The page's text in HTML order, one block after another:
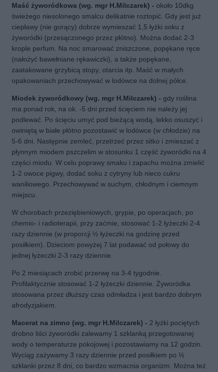
Maść żyworódkowa (wg. mgr H.Milczarek) - około 10dkg
świeżego niesolonego smalcu delikatnie roztopić. Gdy jest już
ciepławy (nie gorący) dobrze wymieszać 1,5 łyżki soku z
żyworódki (przesączonego przez płótno). Można dodać 2-3
krople perfum. Na noc smarować zniszczone, popękane ręce
(nałożyć bawełniane rękawiczki), a także popękane,
zaatakowane grzybicą stopy, otarcia itp. Maść w małych
opakowaniach przechowywać w lodówce na dolnej półce.
Miodek żyworódkowy (wg. mgr H.Milczarek) - gdy roślina
ma ponad rok, na ok. -5 dni przed ścięciem nie należy jej
podlewać. Po ścięciu umyć pod bieżącą wodą, lekko osuszyć i
owiniętą w białe płótno pozostawić w lodówce (w chłodzie) na
5-6 dni. Następnie zemleć, przetrzeć przez sitko i zmieszać z
płynnym miodem pszczelim w stosunku 1 część żyworódki na 4
części miodu. W celu poprawy smaku i zapachu można zmielić
1-2 owoce pigwy, dodać soku z cytryny lub nieco cukru
waniliowego. Przechowywać w suchym, chłodnym i ciemnym
miejscu.
W chorobach przeziębieniowych, grypie, po operacjach, po
chemio- i radioterapii, przy zaćmie, stosować 1-2 łyżeczki 2-4
razy dziennie (w proporcji ½ łyżeczki na godzinę przed
posiłkiem). Dzieciom powyżej 7 lat podawać od połowy do
jednej łyżeczki 2-3 razy dziennie.
Po 2 miesiącach zrobić przerwę na 3-4 tygodnie.
Profilaktycznie stosować 1-2 łyżeczki dziennie. Żyworódka
stosowana przez dłuższy czas odmładza i jest bardzo dobrym
afrodyzjakiem.
Macerat na zimno (wg. mgr H.Milczarek) - 2 łyżki pociętych
drobno liści żyworódki zalewamy 1 szklanką przegotowanej
wody o temperaturze pokojowej i pozostawiamy na 12 godzin.
Wyciąg zażywamy 3 razy dziennie przed posiłkiem po ½
szklanki przez 8 dni, co bardzo wzmacnia organizm. Można też